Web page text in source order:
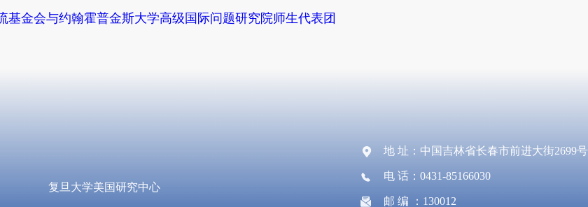
基金会与约翰霍普金斯大学高级国际问题研究院师生代表团
复旦大学美国研究中心
地 址：中国吉林省长春市前进大街2699号
电 话：0431-85166030
邮 编 ：130012